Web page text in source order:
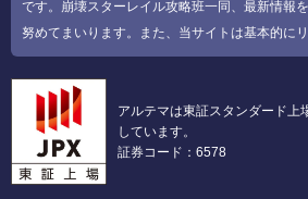
です。崩壊スターレイル攻略班一同、最新情報
努めてまいります。また、当サイトは基本的に
アルテマは東証スタンダード上
しています。
証券コード：6578